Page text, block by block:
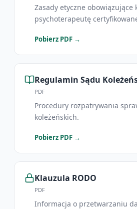
Statut PTPPd
Zasady etyczne obowiązujące
psychoterapeutę
Pobierz PDF →
Psychoterapeuty
Regulamin Sądu
PDF
Procedury rozpatrywania
koleżeńskich.
Pobierz PDF →
Klauzula RODO
PDF
Informacja o przetwarzaniu